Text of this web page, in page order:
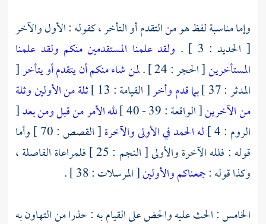
وإما مناسبة لفظ هو من التقدم أو التأخر ، كقوله : الأول والآخر
[ الحديد : 3 ] .
ولقد علمنا المستقدمين منكم ولقد علمنا
المستأخرين[ الحجر : 24 ] . لمن شاء منكم أن يتقدم أو يتأخر[
المدثر : 37 ]
بما قدم وأخر[ القيامة : 13 ]
ثلة من الأولين وثلة
من الآخرين[ الواقعة : 39 - 40 ] لله الأمر من قبل ومن بعد[
الروم : 4 ]
له الحمد في الأولى والآخرة
[ القصص : 70 ] وأما
قوله : فلله الآخرة والأولى [ النجم : 25 ] فلمراعاة الفاصلة ،
وكذا قوله :جمعناكم والأولين[ المرسلات : 38 ] .
الخامس : الحث عليه والحض على القيام به : حذرا من التهاون به